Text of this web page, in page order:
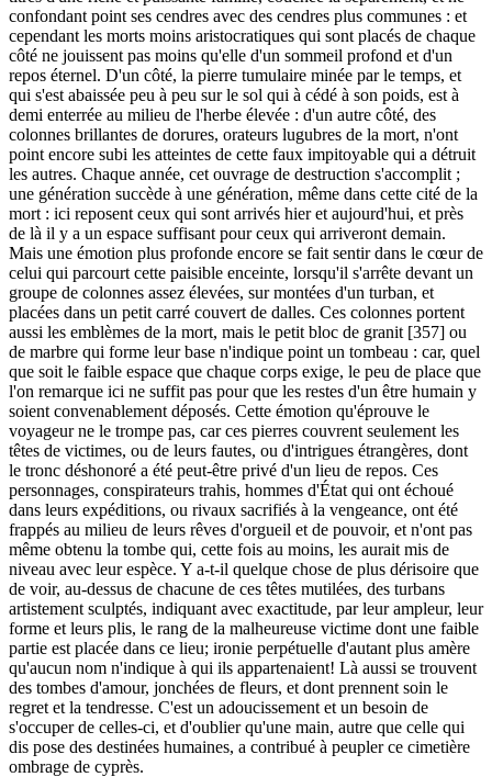
confondant point ses cendres avec des cendres plus communes : et
cependant les morts moins aristocratiques qui sont placés de chaque
côté ne jouissent pas moins qu'elle d'un sommeil profond et d'un
repos éternel. D'un côté, la pierre tumulaire minée par le temps, et
qui s'est abaissée peu à peu sur le sol qui à cédé à son poids, est à
demi enterrée au milieu de l'herbe élevée : d'un autre côté, des
colonnes brillantes de dorures, orateurs lugubres de la mort, n'ont
point encore subi les atteintes de cette faux impitoyable qui a détruit
les autres. Chaque année, cet ouvrage de destruction s'accomplit ;
une génération succède à une génération, même dans cette cité de la
mort : ici reposent ceux qui sont arrivés hier et aujourd'hui, et près
de là il y a un espace suffisant pour ceux qui arriveront demain.
Mais une émotion plus profonde encore se fait sentir dans le cœur de
celui qui parcourt cette paisible enceinte, lorsqu'il s'arrête devant un
groupe de colonnes assez élevées, sur montées d'un turban, et
placées dans un petit carré couvert de dalles. Ces colonnes portent
aussi les emblèmes de la mort, mais le petit bloc de granit [357] ou
de marbre qui forme leur base n'indique point un tombeau : car, quel
que soit le faible espace que chaque corps exige, le peu de place que
l'on remarque ici ne suffit pas pour que les restes d'un être humain y
soient convenablement déposés. Cette émotion qu'éprouve le
voyageur ne le trompe pas, car ces pierres couvrent seulement les
têtes de victimes, ou de leurs fautes, ou d'intrigues étrangères, dont
le tronc déshonoré a été peut-être privé d'un lieu de repos. Ces
personnages, conspirateurs trahis, hommes d'État qui ont échoué
dans leurs expéditions, ou rivaux sacrifiés à la vengeance, ont été
frappés au milieu de leurs rêves d'orgueil et de pouvoir, et n'ont pas
même obtenu la tombe qui, cette fois au moins, les aurait mis de
niveau avec leur espèce. Y a-t-il quelque chose de plus dérisoire que
de voir, au-dessus de chacune de ces têtes mutilées, des turbans
artistement sculptés, indiquant avec exactitude, par leur ampleur, leur
forme et leurs plis, le rang de la malheureuse victime dont une faible
partie est placée dans ce lieu; ironie perpétuelle d'autant plus amère
qu'aucun nom n'indique à qui ils appartenaient! Là aussi se trouvent
des tombes d'amour, jonchées de fleurs, et dont prennent soin le
regret et la tendresse. C'est un adoucissement et un besoin de
s'occuper de celles-ci, et d'oublier qu'une main, autre que celle qui
dis pose des destinées humaines, a contribué à peupler ce cimetière
ombrage de cyprès.